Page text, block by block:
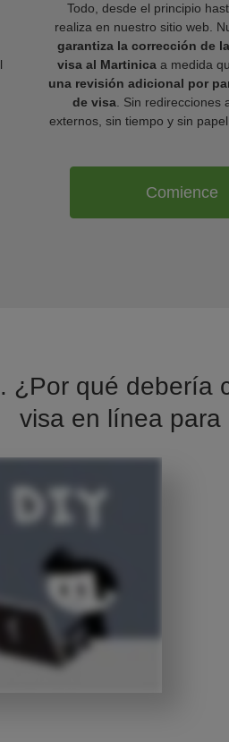
Todo, desde el principio
realiza en nuestro sitio web.
garantiza la corrección de
visa al Martinicaa medida
una revisión adicional por
de visa . Sin redirecciones
externos, sin tiempo y sin
Comience
¿Por qué debería
visa en línea para